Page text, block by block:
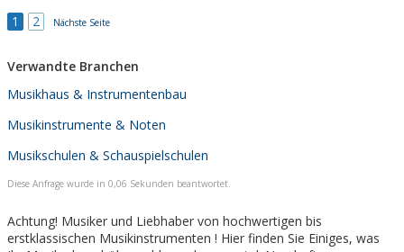
Instrumente, clarissono, Martin, Schoettle, Alexander, Willscher,
1 2 Nächste Seite
Verwandte Branchen
Musikhaus & Instrumentenbau
Musikinstrumente & Noten
Musikschulen & Schauspielschulen
Diese Anfrage wurde in 0,06 Sekunden beantwortet.
Achtung! Musiker und Liebhaber von hochwertigen bis
erstklassischen Musikinstrumenten ! Hier finden Sie Einiges, was